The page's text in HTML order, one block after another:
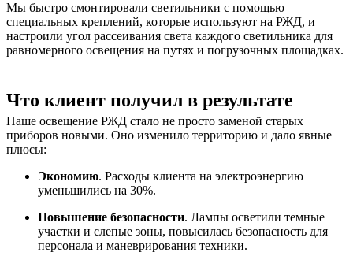
Мы быстро смонтировали светильники с помощью
специальных креплений, которые используют на РЖД, и
настроили угол рассеивания света каждого светильника для
равномерного освещения на путях и погрузочных площадках.
Что клиент получил в результате
Наше освещение РЖД стало не просто заменой старых
приборов новыми. Оно изменило территорию и дало явные
плюсы:
Экономию. Расходы клиента на электроэнергию
уменьшились на 30%.
Повышение безопасности. Лампы осветили темные
участки и слепые зоны, повысилась безопасность для
персонала и маневрирования техники.